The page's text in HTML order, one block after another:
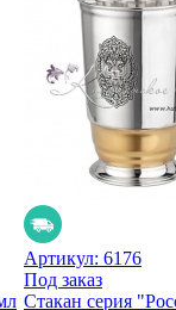
Артикул: 6176
Под заказ
Стакан серия